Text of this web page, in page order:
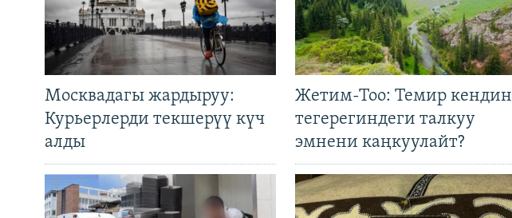
Москвадагы жардыруу:
Курьерлерди текшерүү күч
алды
Жетим-Тоо: Темир кендин
тегерегиндеги талкуу
эмнени каңкуулайт?